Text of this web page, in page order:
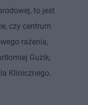
to jest
czy centrum
rażenia,
Guzik,
Klinicznego.